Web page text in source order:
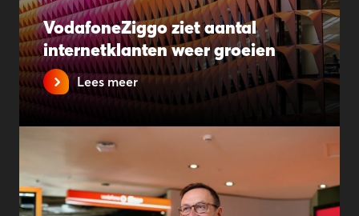
VodafoneZiggo ziet aantal
internetklanten weer groeien
Lees meer